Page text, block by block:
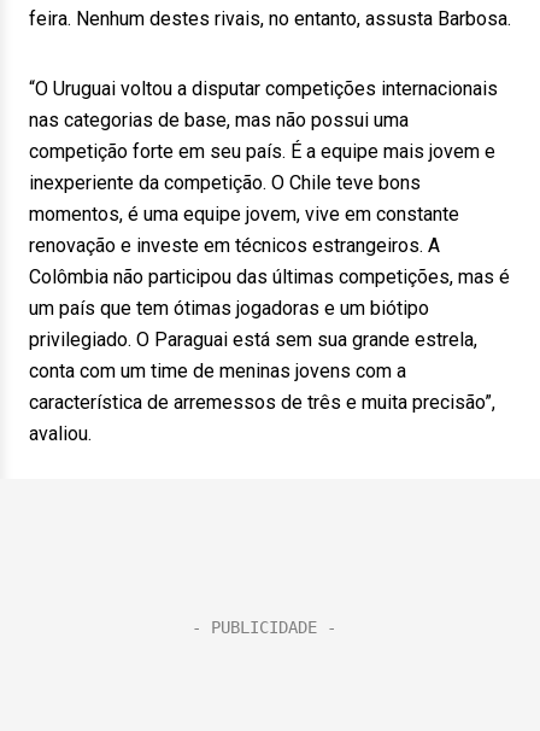
feira. Nenhum destes rivais, no entanto, assusta Barbosa.
“O Uruguai voltou a disputar competições internacionais
nas categorias de base, mas não possui uma
competição forte em seu país. É a equipe mais jovem e
inexperiente da competição. O Chile teve bons
momentos, é uma equipe jovem, vive em constante
renovação e investe em técnicos estrangeiros. A
Colômbia não participou das últimas competições, mas é
um país que tem ótimas jogadoras e um biótipo
privilegiado. O Paraguai está sem sua grande estrela,
conta com um time de meninas jovens com a
característica de arremessos de três e muita precisão”,
avaliou.